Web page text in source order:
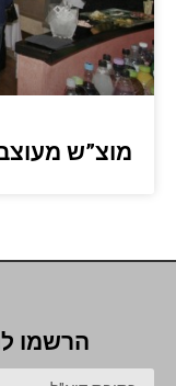
מוצ”ש
הרשמו